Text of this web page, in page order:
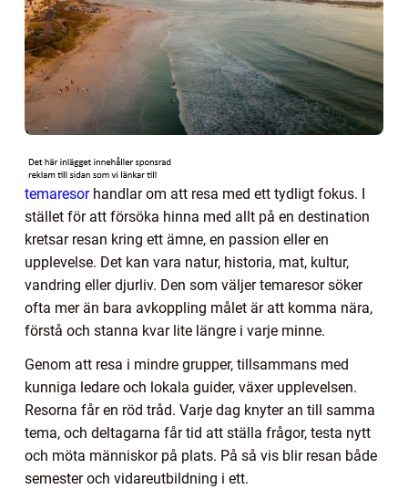
temaresorhandlar om att resa med ett tydligt fokus. I
stället för att försöka hinna med allt på en destination
kretsar resan kring ett ämne, en passion eller en
upplevelse. Det kan vara natur, historia, mat, kultur,
vandring eller djurliv. Den som väljer temaresor söker
ofta mer än bara avkoppling målet är att komma nära,
förstå och stanna kvar lite längre i varje minne.
Genom att resa i mindre grupper, tillsammans med
kunniga ledare och lokala guider, växer upplevelsen.
Resorna får en röd tråd. Varje dag knyter an till samma
tema, och deltagarna får tid att ställa frågor, testa nytt
och möta människor på plats. På så vis blir resan både
semester och vidareutbildning i ett.